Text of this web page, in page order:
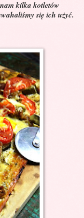
kilka kotletów
się ich użyć.